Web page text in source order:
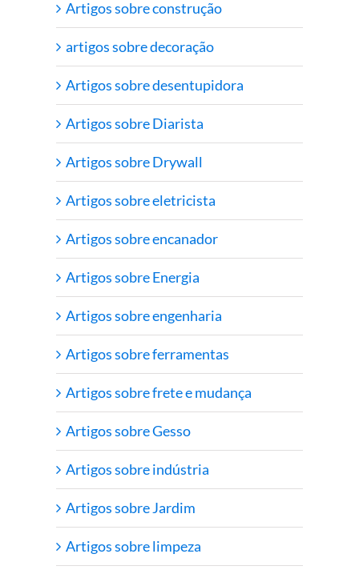
Artigos sobre construção
artigos sobre decoração
Artigos sobre desentupidora
Artigos sobre Diarista
Artigos sobre Drywall
Artigos sobre eletricista
Artigos sobre encanador
Artigos sobre Energia
Artigos sobre engenharia
Artigos sobre ferramentas
Artigos sobre frete e mudança
Artigos sobre Gesso
Artigos sobre indústria
Artigos sobre Jardim
Artigos sobre limpeza